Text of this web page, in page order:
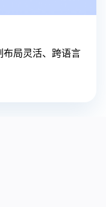
局灵活、跨语言